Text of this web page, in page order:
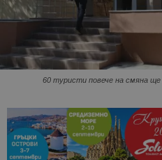
60 туристи повече на смяна